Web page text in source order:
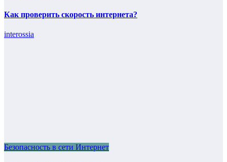
Как проверить скорость интернета?
interossia
Безопасность в сети Интернет